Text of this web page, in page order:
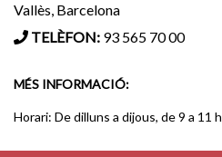
Vallès, Barcelona
TELÈFON: 93 565 70 00
MÉS INFORMACIÓ:
Horari: De dilluns a dijous, de 9 a 11 h